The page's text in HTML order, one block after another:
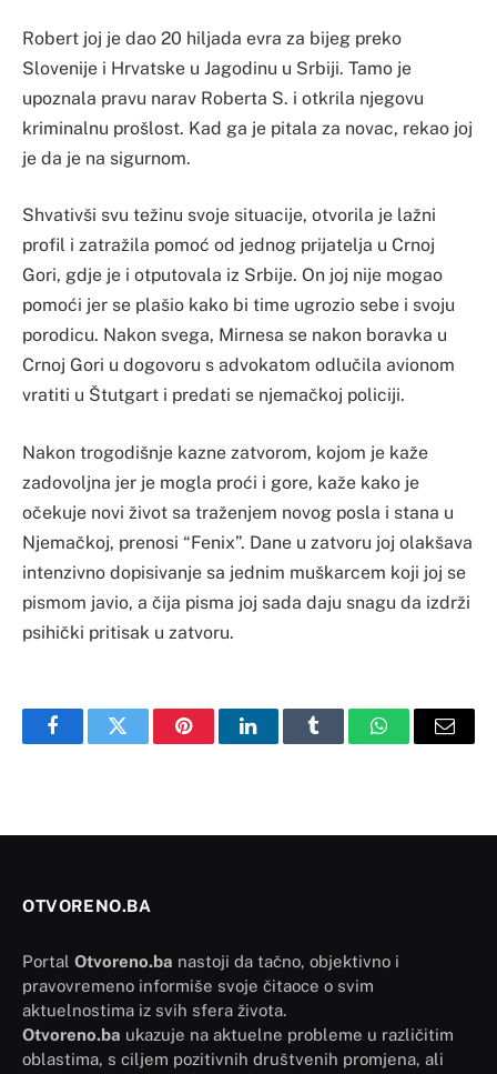
Robert joj je dao 20 hiljada evra za bijeg preko
Slovenije i Hrvatske u Jagodinu u Srbiji. Tamo je
upoznala pravu narav Roberta S. i otkrila njegovu
kriminalnu prošlost. Kad ga je pitala za novac, rekao joj
je da je na sigurnom.
Shvativši svu težinu svoje situacije, otvorila je lažni
profil i zatražila pomoć od jednog prijatelja u Crnoj
Gori, gdje je i otputovala iz Srbije. On joj nije mogao
pomoći jer se plašio kako bi time ugrozio sebe i svoju
porodicu. Nakon svega, Mirnesa se nakon boravka u
Crnoj Gori u dogovoru s advokatom odlučila avionom
vratiti u Štutgart i predati se njemačkoj policiji.
Nakon trogodišnje kazne zatvorom, kojom je kaže
zadovoljna jer je mogla proći i gore, kaže kako je
očekuje novi život sa traženjem novog posla i stana u
Njemačkoj, prenosi “Fenix”. Dane u zatvoru joj olakšava
intenzivno dopisivanje sa jednim muškarcem koji joj se
pismom javio, a čija pisma joj sada daju snagu da izdrži
psihički pritisak u zatvoru.
FacebookTwitter PinterestLinkedInTumblr WhatsAppEmail
OTVORENO.BA
Portal Otvoreno.ba nastoji da tačno, objektivno i
pravovremeno informiše svoje čitaoce o svim
aktuelnostima iz svih sfera života.
Otvoreno.ba ukazuje na aktuelne probleme u različitim
oblastima, s ciljem pozitivnih društvenih promjena, ali